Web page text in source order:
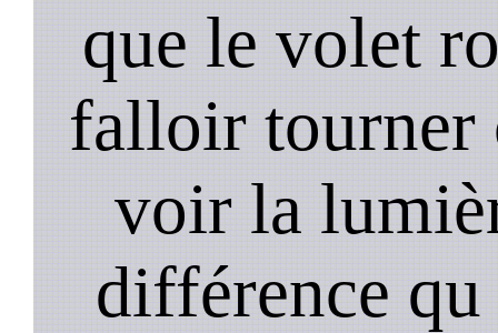
que le volet
falloir tourner
voir la
différence